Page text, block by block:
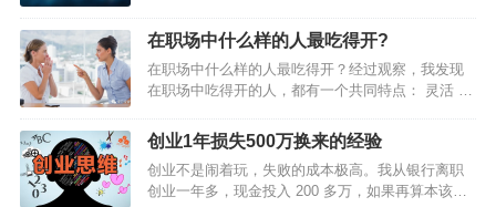
儿只有当了领导才明白？4条亲身经历的硬道理送给
你…
在职场中什么样的人最吃得开?
在职场中什么样的人最吃得开？经过观察，我发现
在职场中吃得开的人，都有一个共同特点： 灵活 。
维灵活有的人工作好多年，仍有浓厚的学生思维，
价值观非黑即白，看问题单一对立。灵活的人，思
维是多元的，能够透过现象看本质，更不会轻易受
外界影响。比如说提拔，他们知道，只有一把手说
创业1年损失500万换来的经验
创业不是闹着玩，失败的成本极高。我从银行离职
创业一年多，现金投入 200 多万，如果再算本该在